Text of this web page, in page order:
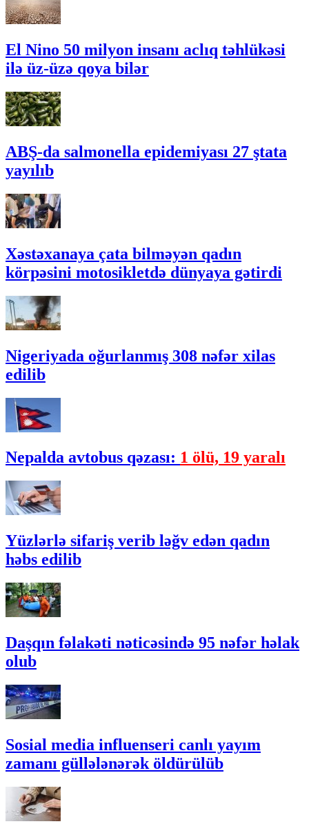
El Nino 50 milyon insanı aclıq təhlükəsi
ilə üz-üzə qoya bilər
ABŞ-da salmonella epidemiyası 27 ştata
yayılıb
Xəstəxanaya çata bilməyən qadın
körpəsini motosikletdə dünyaya gətirdi
Nigeriyada oğurlanmış 308 nəfər xilas
edilib
Nepalda avtobus qəzası: 1 ölü, 19 yaralı
Yüzlərlə sifariş verib ləğv edən qadın
həbs edilib
Daşqın fəlakəti nəticəsində 95 nəfər həlak
olub
Sosial media influenseri canlı yayım
zamanı güllələnərək öldürülüb